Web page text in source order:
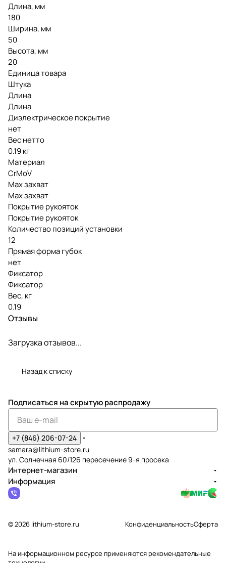
Длина, мм
180
Ширина, мм
50
Высота, мм
20
Единица товара
Штука
Длина
Длина
Диэлектрическое покрытие
нет
Вес нетто
0.19 кг
Материал
CrMoV
Мах захват
Мах захват
Покрытие рукояток
Покрытие рукояток
Количество позиций установки
12
Прямая форма губок
нет
Фиксатор
Фиксатор
Вес, кг
0.19
Отзывы
Загрузка отзывов...
Назад к списку
Подписаться на скрытую распродажу
+7 (846) 206-07-24
samara@lithium-store.ru
ул. Солнечная 60/126 пересечение 9-я просека
Интернет-магазин
Информация
© 2026 lithium-store.ru КонфиденциальностьОферта
На информационном ресурсе применяютсярекомендательные